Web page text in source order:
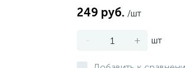
249 руб. /шт
- + шт